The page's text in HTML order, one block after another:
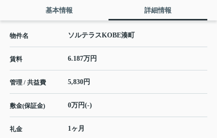
基本情報 詳細情報
物件名 ソルテラスKOBE湊町
賃料 6.187万円
管理 / 共益費 5,830円
敷金(保証金) 0万円(-)
礼金 1ヶ月